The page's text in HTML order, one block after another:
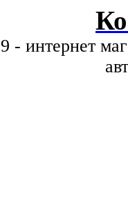
интернет